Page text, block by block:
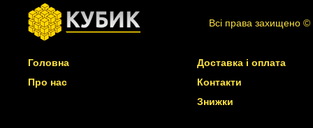
Всі права захищено ©
Головна
Про нас
Доставка і оплата
Контакти
Знижки